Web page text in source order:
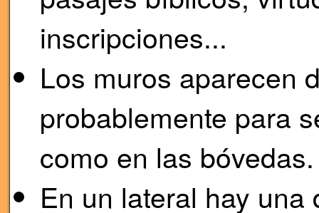
inscripciones...
Los muros aparecen
probablemente para
como en las bóvedas.
En un lateral hay